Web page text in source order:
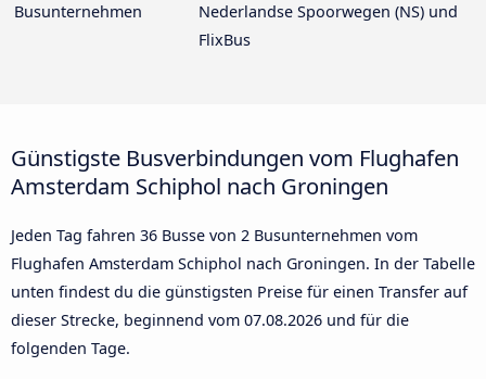
Busunternehmen
Nederlandse Spoorwegen (NS) und
FlixBus
Günstigste Busverbindungen vom Flughafen
Amsterdam Schiphol nach Groningen
Jeden Tag fahren 36 Busse von 2 Busunternehmen vom
Flughafen Amsterdam Schiphol nach Groningen. In der Tabelle
unten findest du die günstigsten Preise für einen Transfer auf
dieser Strecke, beginnend vom 07.08.2026 und für die
folgenden Tage.